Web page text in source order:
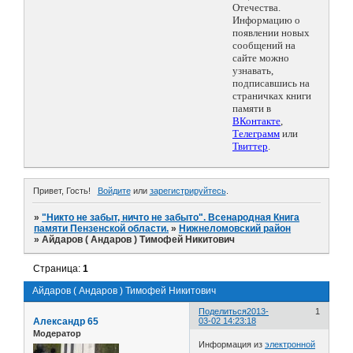
Отечества.
Информацию о
появлении новых
сообщений на
сайте можно
узнавать,
подписавшись на
страничках книги
памяти в
ВКонтакте,
Телеграмм или
Твиттер.
Привет, Гость! Войдитеили зарегистрируйтесь.
»"Никто не забыт, ничто не забыто". Всенародная Книга
памяти Пензенской области. » Нижнеломовский район
»Айдаров ( Андаров ) Тимофей Никитович
Айдаров ( Андаров ) Тимофей Никитович
Страница:1
Поделиться 1
2013-
03-02 14:23:18
Александр 65
Модератор
Информация изэлектронной